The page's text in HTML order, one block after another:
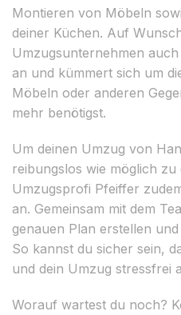
Montieren von Möbeln
deiner Küchen. Auf
Umzugsunternehmen
an und kümmert sich um
Möbeln oder anderen
mehr benötigst.
Um deinen Umzug von
reibungslos wie möglich zu
Umzugsprofi Pfeiffer
an. Gemeinsam mit dem
genauen Plan erstellen
So kannst du sicher sein,
und dein Umzug stressfrei
Worauf wartest du noch?